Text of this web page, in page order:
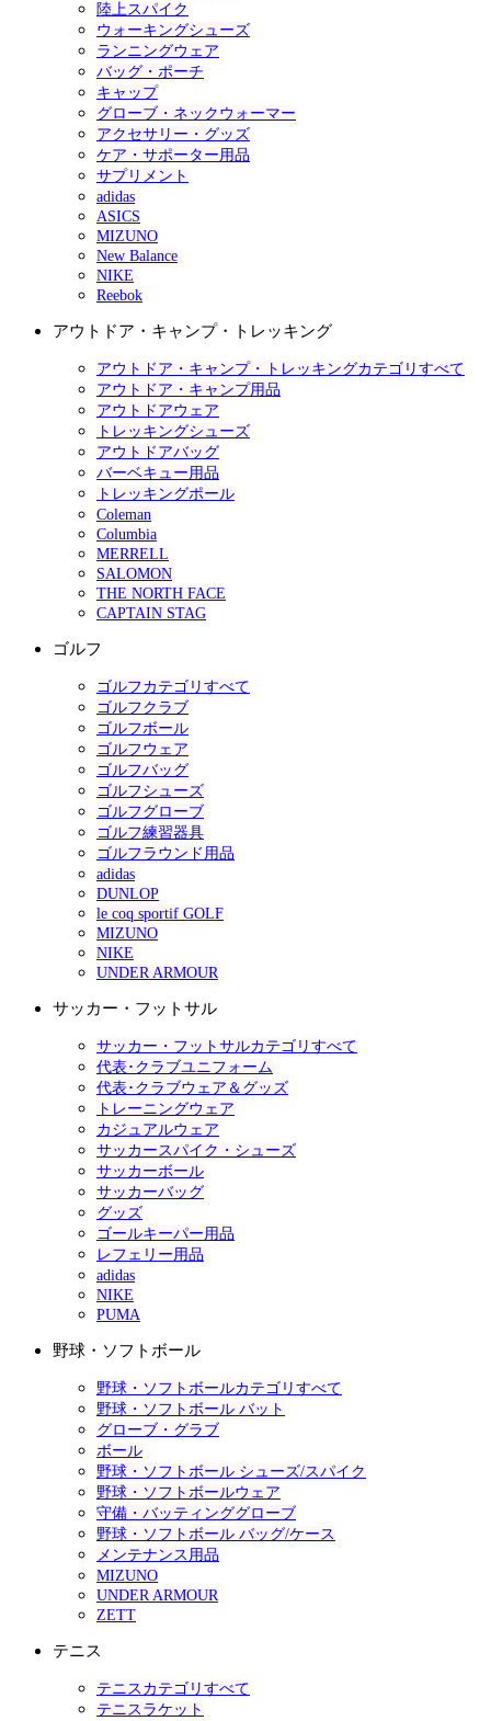
陸上スパイク
ウォーキングシューズ
ランニングウェア
バッグ・ポーチ
キャップ
グローブ・ネックウォーマー
アクセサリー・グッズ
ケア・サポーター用品
サプリメント
adidas
ASICS
MIZUNO
New Balance
NIKE
Reebok
アウトドア・キャンプ・トレッキング
アウトドア・キャンプ・トレッキングカテゴリすべて
アウトドア・キャンプ用品
アウトドアウェア
トレッキングシューズ
アウトドアバッグ
バーベキュー用品
トレッキングポール
Coleman
Columbia
MERRELL
SALOMON
THE NORTH FACE
CAPTAIN STAG
ゴルフ
ゴルフカテゴリすべて
ゴルフクラブ
ゴルフボール
ゴルフウェア
ゴルフバッグ
ゴルフシューズ
ゴルフグローブ
ゴルフ練習器具
ゴルフラウンド用品
adidas
DUNLOP
le coq sportif GOLF
MIZUNO
NIKE
UNDER ARMOUR
サッカー・フットサル
サッカー・フットサルカテゴリすべて
代表･クラブユニフォーム
代表･クラブウェア＆グッズ
トレーニングウェア
カジュアルウェア
サッカースパイク・シューズ
サッカーボール
サッカーバッグ
グッズ
ゴールキーパー用品
レフェリー用品
adidas
NIKE
PUMA
野球・ソフトボール
野球・ソフトボールカテゴリすべて
野球・ソフトボール バット
グローブ・グラブ
ボール
野球・ソフトボール シューズ/スパイク
野球・ソフトボールウェア
守備・バッティンググローブ
野球・ソフトボール バッグ/ケース
メンテナンス用品
MIZUNO
UNDER ARMOUR
ZETT
テニス
テニスカテゴリすべて
テニスラケット